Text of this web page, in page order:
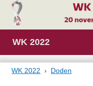
WK 2022
WK 2022 Doden